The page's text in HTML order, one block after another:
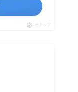
ポチップ